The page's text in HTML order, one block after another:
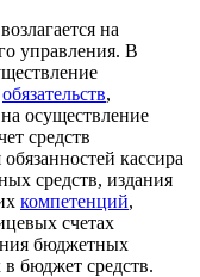
на
управления. В
обязательств,
осуществление
средств
кассира
средств, издания
компетенций,
счетах
бюджетных
бюджет средств.